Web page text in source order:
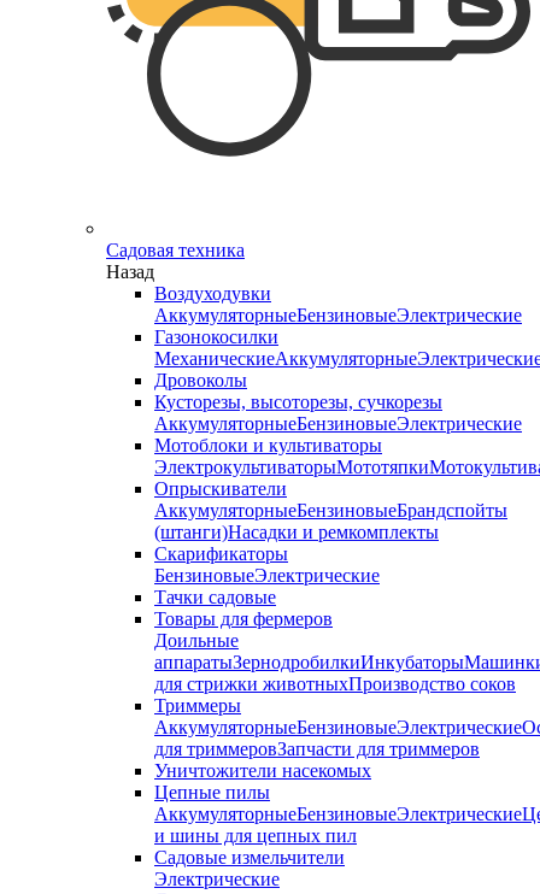
Садовая техника
Назад
Воздуходувки
АккумуляторныеБензиновыеЭлектрические
Газонокосилки
МеханическиеАккумуляторные
Дровоколы
Кусторезы, высоторезы, сучкорезы
АккумуляторныеБензиновыеЭлектрические
Мотоблоки и культиваторы
ЭлектрокультиваторыМототяпки
Опрыскиватели
АккумуляторныеБензиновыеБрандспойты
(штанги)Насадки и ремкомплекты
Скарификаторы
БензиновыеЭлектрические
Тачки садовые
Товары для фермеров
Доильные
аппаратыЗернодробилкиИнкубаторы
для стрижки животныхПроизводство соков
Триммеры
АккумуляторныеБензиновыеЭлектрические
для триммеровЗапчасти для триммеров
Уничтожители насекомых
Цепные пилы
АккумуляторныеБензиновыеЭлектрические
и шины для цепных пил
Садовые измельчители
Электрические